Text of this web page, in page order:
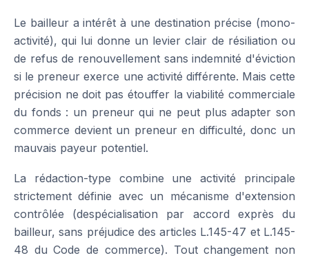
Le bailleur a intérêt à une destination précise (mono-
activité), qui lui donne un levier clair de résiliation ou
de refus de renouvellement sans indemnité d'éviction
si le preneur exerce une activité différente. Mais cette
précision ne doit pas étouffer la viabilité commerciale
du fonds : un preneur qui ne peut plus adapter son
commerce devient un preneur en difficulté, donc un
mauvais payeur potentiel.
La rédaction-type combine une activité principale
strictement définie avec un mécanisme d'extension
contrôlée (despécialisation par accord exprès du
bailleur, sans préjudice des articles L.145-47 et L.145-
48 du Code de commerce). Tout changement non